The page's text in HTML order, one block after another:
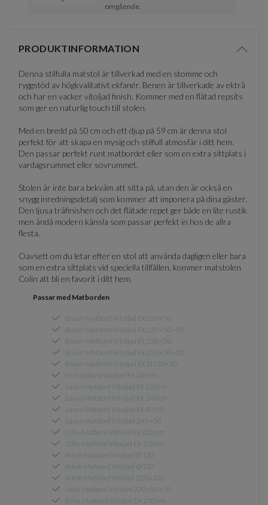
omgående.
of
PRODUKTINFORMATION
Visa/
Denna stilfulla matstol är tillverkad med en stomme och
ryggstöd av högkvalitativt ekfanér. Benen är tillverkade av ekträ
och har en vacker vitoljad finish. Kommer med en flätad repsits
som ger en naturlig touch till stolen.
Med en bredd på 50 cm och ett djup på 59 cm är denna stol
perfekt för att skapa en mysig och stilfull atmosfär i ditt hem.
Den passar perfekt runt matbordet eller som en extra sittplats i
vardagsrummet eller sovrummet.
Stolen är inte bara bekväm att sitta på, utan den är också en
snygg inredningsdetalj som kommer att imponera på dina gäster.
Den ljusa träfinishen och det flätade repet ger både en lite rustik
men ändå modern känsla som passar perfekt in hos de allra
flesta.
Oavsett om du letar efter en stol att använda dagligen eller bara
som en extra sittplats vid speciella tillfällen, kommer matstolen
Colin att bli en favorit i ditt hem.
Passar med Matborden
Bauer Matbord Vitoljad Ek 220+50
Bauer Matbord Vitoljad Ek 220+50+50
Bauer Matbord Vitoljad Ek 250+50
Bauer Matbord Vitoljad Ek 250+50+50
Bauer Matbord Vitoljad Ek Ø130+50
Ivy Matbord Vitoljad Ek 240cm
Laura Matbord Vitoljad Ek 220cm
Laura Matbord Vitoljad Ek 240cm
Laura Matbord Vitoljad Ek Ø130
Laura Matbord Vitoljad 240+50
Ollie Matbord Vitoljad Ek 220cm
Ollie Matbord Vitoljad Ek 120cm
Adele Matbord Vitoljad Ø110
Adele Matbord Vitoljad Ø120
Adele Matbord Vitoljad 220x100
Leah Matbord Vitoljad 220+50+50
Bella Matbord Vitoljad Ek 250cm